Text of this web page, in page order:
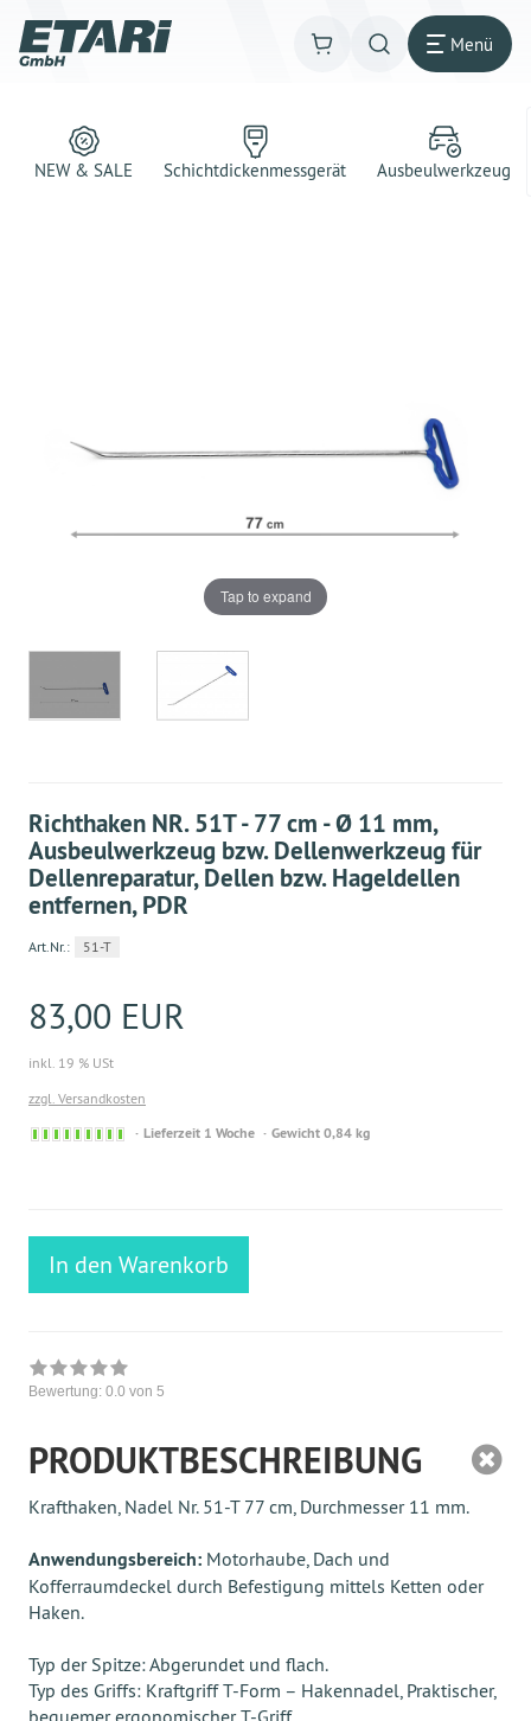
Menü
NEW & SALE Schichtdickenmessgerät Ausbeulwerkzeug
Tap to expand
Richthaken NR. 51T - 77 cm - Ø 11 mm,
Ausbeulwerkzeug bzw. Dellenwerkzeug für
Dellenreparatur, Dellen bzw. Hageldellen
entfernen, PDR
Art.Nr.: 51-T
83,00 EUR
inkl. 19 % USt
zzgl. Versandkosten
Sofort
Lieferzeit 1 Woche Gewicht 0,84 kg
In den Warenkorb
Bewertung: 0.0 von 5
PRODUKTBESCHREIBUNG
Krafthaken, Nadel Nr. 51-T 77 cm, Durchmesser 11 mm.
Anwendungsbereich: Motorhaube, Dach und
Kofferraumdeckel durch Befestigung mittels Ketten oder
Haken.
Typ der Spitze: Abgerundet und flach.
Typ des Griffs: Kraftgriff T-Form – Hakennadel, Praktischer,
bequemer ergonomischer T-Griff